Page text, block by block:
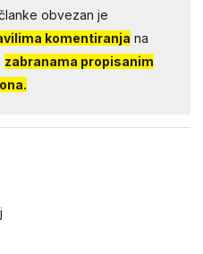
obvezan je
komentiranja na
zabranama propisanim